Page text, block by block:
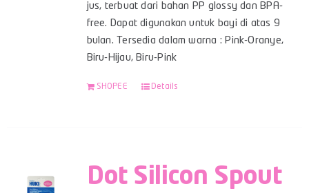
jus, terbuat dari bahan PP glossy dan BPA-
free. Dapat digunakan untuk bayi di atas 9
bulan. Tersedia dalam warna : Pink-Oranye,
Biru-Hijau, Biru-Pink
SHOPEE Details
Dot Silicon Spout